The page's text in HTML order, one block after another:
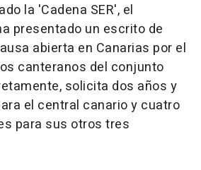
la 'Cadena SER', el
presentado un escrito de
abierta en Canarias por el
canteranos del conjunto
solicita dos años y
el central canario y cuatro
para sus otros tres